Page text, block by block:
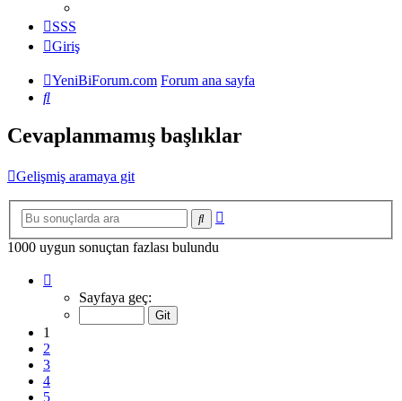
SSS
Giriş
YeniBiForum.com Forum ana sayfa
Ara
Cevaplanmamış başlıklar
Gelişmiş aramaya git
Ara
1000 uygun sonuçtan fazlası bulundu
sayfa
(Toplam
Sayfaya geç:
1
2
3
4
5